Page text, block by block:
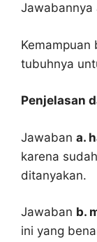
Jawabannya
Kemampuan
tubuhnya
Penjelasan
Jawaban a.
karena
ditanyakan.
Jawaban b.
ini yang